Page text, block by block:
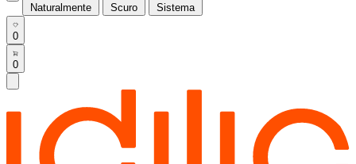
Naturalmente Scuro Sistema
0
0